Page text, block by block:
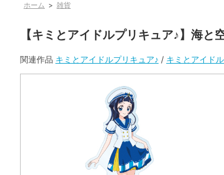
ホーム > 雑貨
【キミとアイドルプリキュア♪】海
関連作品 キミとアイドルプリキュア♪ / キミとアイド